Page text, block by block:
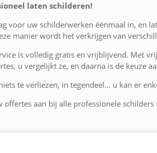
laten schilderen!
voor uw schilderwerken éénmaal in, en
manier wordt het verkrijgen van
is volledig gratis en vrijblijvend. Met
u vergelijkt ze, en daarna is de keuze
te verliezen, in tegendeel... u kan er
aan bij alle professionele